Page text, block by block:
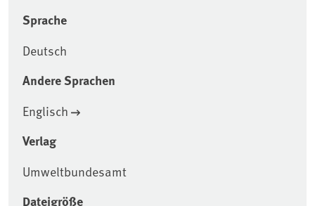
Sprache
Deutsch
Andere Sprachen
Englisch
Verlag
Umweltbundesamt
Dateigröße